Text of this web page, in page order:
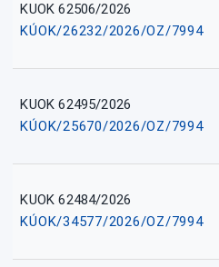
KUOK 62506/2026
KÚOK/26232/2026/OZ/7994
KUOK 62495/2026
KÚOK/25670/2026/OZ/7994
KUOK 62484/2026
KÚOK/34577/2026/OZ/7994